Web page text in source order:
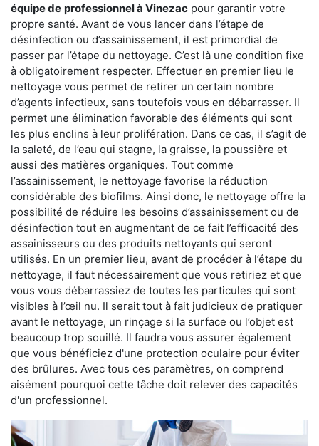
équipe de professionnel à Vinezac pour garantir votre
propre santé. Avant de vous lancer dans l’étape de
désinfection ou d’assainissement, il est primordial de
passer par l’étape du nettoyage. C’est là une condition fixe
à obligatoirement respecter. Effectuer en premier lieu le
nettoyage vous permet de retirer un certain nombre
d’agents infectieux, sans toutefois vous en débarrasser. Il
permet une élimination favorable des éléments qui sont
les plus enclins à leur prolifération. Dans ce cas, il s’agit de
la saleté, de l’eau qui stagne, la graisse, la poussière et
aussi des matières organiques. Tout comme
l’assainissement, le nettoyage favorise la réduction
considérable des biofilms. Ainsi donc, le nettoyage offre la
possibilité de réduire les besoins d’assainissement ou de
désinfection tout en augmentant de ce fait l’efficacité des
assainisseurs ou des produits nettoyants qui seront
utilisés. En un premier lieu, avant de procéder à l’étape du
nettoyage, il faut nécessairement que vous retiriez et que
vous vous débarrassiez de toutes les particules qui sont
visibles à l’œil nu. Il serait tout à fait judicieux de pratiquer
avant le nettoyage, un rinçage si la surface ou l’objet est
beaucoup trop souillé. Il faudra vous assurer également
que vous bénéficiez d'une protection oculaire pour éviter
des brûlures. Avec tous ces paramètres, on comprend
aisément pourquoi cette tâche doit relever des capacités
d'un professionnel.